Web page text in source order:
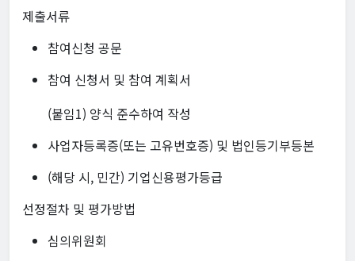
제출서류
참여신청 공문
참여 신청서 및 참여 계획서
(붙임1) 양식 준수하여 작성
사업자등록증(또는 고유번호증) 및 법인등기부등본
(해당 시, 민간) 기업신용평가등급
선정절차 및 평가방법
심의위원회